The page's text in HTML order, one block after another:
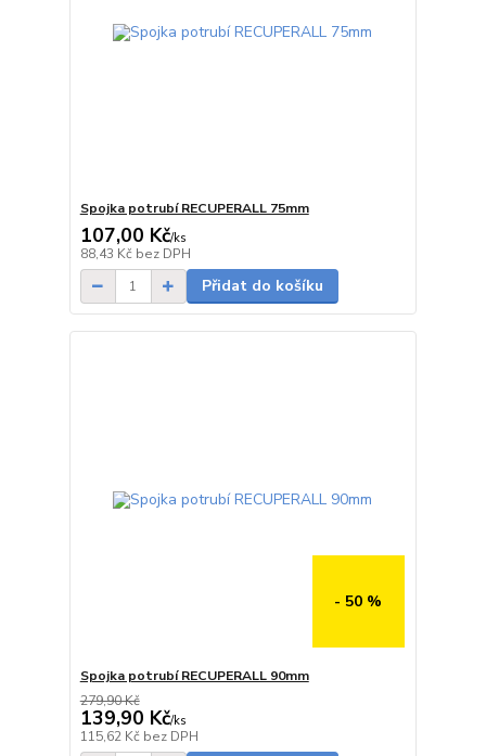
Spojka potrubí RECUPERALL 75mm
107,00 Kč/ks
88,43 Kč bez DPH
Přidat do košíku
- 50 %
Spojka potrubí RECUPERALL 90mm
279,90 Kč
139,90 Kč/ks
115,62 Kč bez DPH